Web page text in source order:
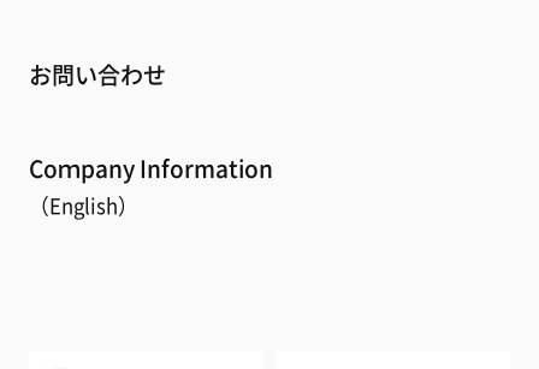
お問い合わせ
Coｍpany Information
（English）